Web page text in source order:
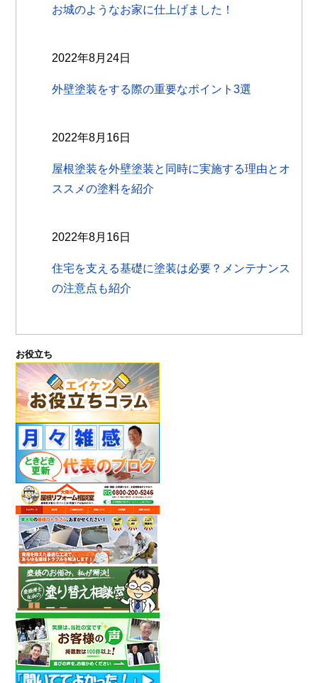
お城のようなお家に仕上げました！
2022年8月24日
外壁塗装をする際の重要なポイント3選
2022年8月16日
屋根塗装を外壁塗装と同時に実施する理由とオ
ススメの塗料を紹介
2022年8月16日
住宅を支える基礎に塗装は必要？メンテナンス
の注意点も紹介
お役立ち